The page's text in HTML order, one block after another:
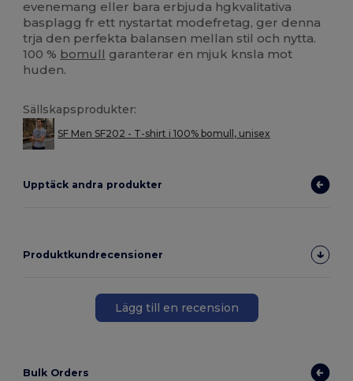
evenemang eller bara erbjuda hgkvalitativa
basplagg fr ett nystartat modefretag, ger denna
trja den perfekta balansen mellan stil och nytta.
100 % bomull garanterar en mjuk knsla mot
huden.
Sällskapsprodukter:
SF Men SF202 - T-shirt i 100% bomull, unisex
Upptäck andra produkter
Produktkundrecensioner
Lägg till en recension
Bulk Orders